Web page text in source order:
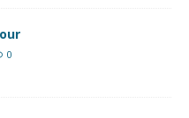
0